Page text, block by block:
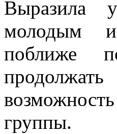
Выразила
молодым
поближе
группы.